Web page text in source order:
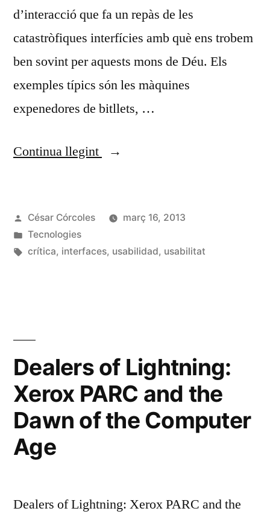
d’interacció que fa un repàs de les
catastròfiques interfícies amb què ens trobem
ben sovint per aquests mons de Déu. Els
exemples típics són les màquines
expenedores de bitllets, …
Continua llegint
«Fins
la
pitjor
motiu»
Publicat
per
César Córcoles
març 16, 2013
Publicat
en
Tecnologies
Etiquetes:
crítica, interfaces, usabilidad, usabilitat
Dealers of Lightning:
Xerox PARC and the
Dawn of the Computer
Age
Dealers of Lightning: Xerox PARC and the